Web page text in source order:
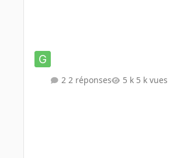
2 réponses 5 k vues